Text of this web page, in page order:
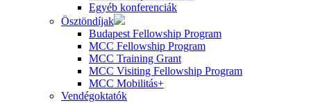
Egyéb konferenciák
Ösztöndíjak
Budapest Fellowship Program
MCC Fellowship Program
MCC Training Grant
MCC Visiting Fellowship Program
MCC Mobilitás+
Vendégoktatók